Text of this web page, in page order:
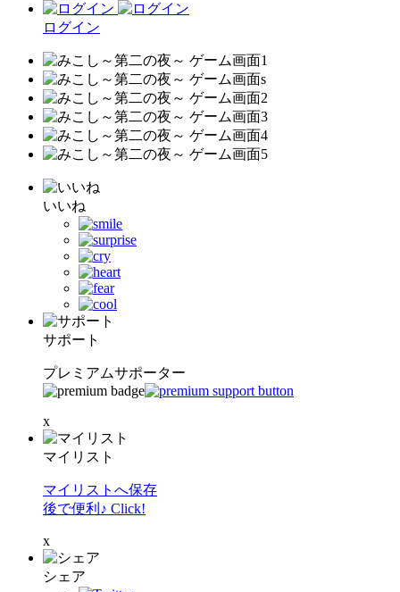
ログイン
いいね
サポート
プレミアムサポーター
x
マイリスト
マイリストへ保存
後で便利♪ Click!
x
シェア